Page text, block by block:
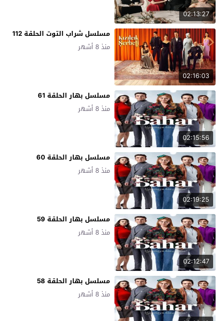
02:13:27
02:16:03
مسلسل شراب التوت الحلقة 112
منذ 8 أشهر
02:15:56
مسلسل بهار الحلقة 61
منذ 8 أشهر
02:19:25
مسلسل بهار الحلقة 60
منذ 8 أشهر
02:12:47
مسلسل بهار الحلقة 59
منذ 8 أشهر
مسلسل بهار الحلقة 58
منذ 8 أشهر